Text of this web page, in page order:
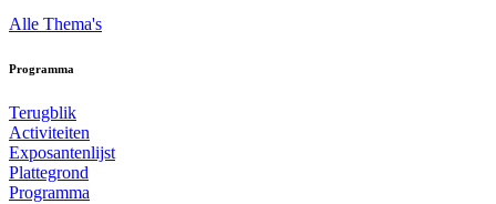
Alle Thema's
Programma
Terugblik
Activiteiten
Exposantenlijst
Plattegrond
Programma